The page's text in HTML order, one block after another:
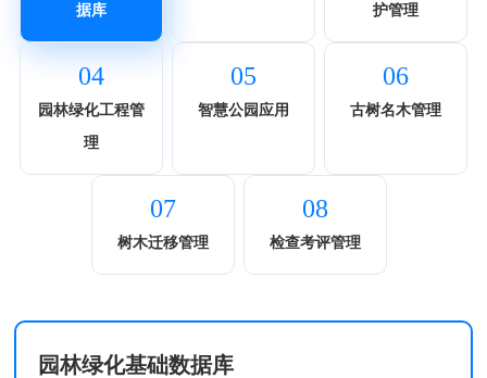
据库
护管理
04
园林绿化工程管
理
05
智慧公园应用
06
古树名木管理
07
树木迁移管理
08
检查考评管理
园林绿化基础数据库